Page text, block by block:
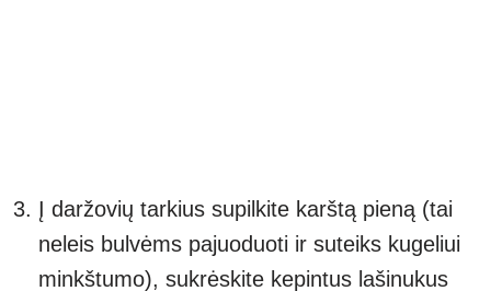
Į daržovių tarkius supilkite karštą pieną (tai
neleis bulvėms pajuoduoti ir suteiks kugeliui
minkštumo), sukrėskite kepintus lašinukus